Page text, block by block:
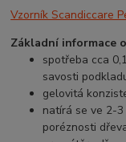
Vzorník Scandiccare
Základní informace
spotřeba cca
savosti
gelovitá
natírá se ve 2-
poréznosti